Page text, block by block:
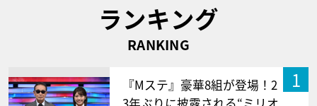
ランキング
RANKING
1
『Mステ』豪華8組が登場！2